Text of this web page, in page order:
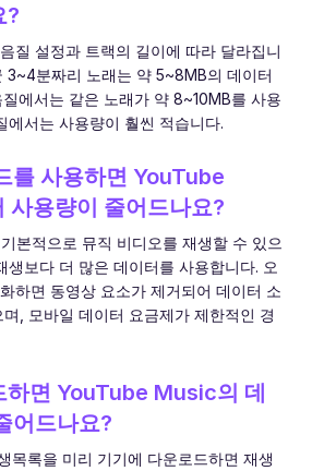
?
질 설정과 트랙의 길이에 따라 달라집니
3~4분짜리 노래는 약 5~8MB의 데이터
에서는 같은 노래가 약 8~10MB를 사용
에서는 사용량이 훨씬 적습니다.
를 사용하면 YouTube
용량이 줄어드나요?
본적으로 뮤직 비디오를 재생할 수 있으
생보다 더 많은 데이터를 사용합니다. 오
하면 동영상 요소가 제거되어 데이터 소
, 모바일 데이터 요금제가 제한적인 경
하면 YouTube Music의 데
어드나요?
목록을 미리 기기에 다운로드하면 재생